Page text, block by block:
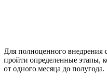
Для полноценного
пройти определенные этапы,
от одного месяца до полугода.